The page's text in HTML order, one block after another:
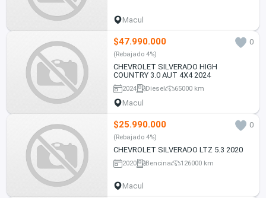
Macul
$47.990.000 0
(Rebajado 4%)
CHEVROLET SILVERADO HIGH
COUNTRY 3.0 AUT 4X4 2024
2024 Diesel 65000 km
Macul
$25.990.000 0
(Rebajado 4%)
CHEVROLET SILVERADO LTZ 5.3 2020
2020 Bencina 126000 km
Macul